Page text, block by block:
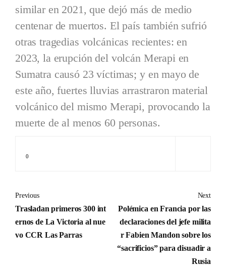
similar en 2021, que dejó más de medio
centenar de muertos. El país también sufrió
otras tragedias volcánicas recientes: en
2023, la erupción del volcán Merapi en
Sumatra causó 23 víctimas; y en mayo de
este año, fuertes lluvias arrastraron material
volcánico del mismo Merapi, provocando la
muerte de al menos 60 personas.
0
Previous
Trasladan primeros 300 int
ernos de La Victoria al nue
vo CCR Las Parras
Next
Polémica en Francia por las
declaraciones del jefe milita
r Fabien Mandon sobre los
“sacrificios” para disuadir a
Rusia